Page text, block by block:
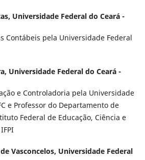
Universidade Federal do Ceará -
Contábeis pela Universidade Federal
Universidade Federal do Ceará -
e Controladoria pela Universidade
e Professor do Departamento de
Federal de Educação, Ciência e
Vasconcelos, Universidade Federal